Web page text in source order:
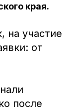
края.
на участие
от
после